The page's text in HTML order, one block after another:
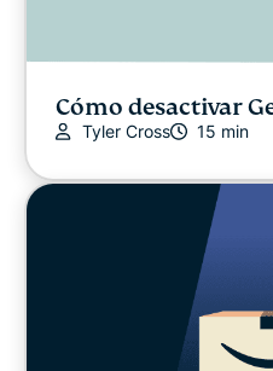
Cómo desactivar
Tyler Cross 15 min